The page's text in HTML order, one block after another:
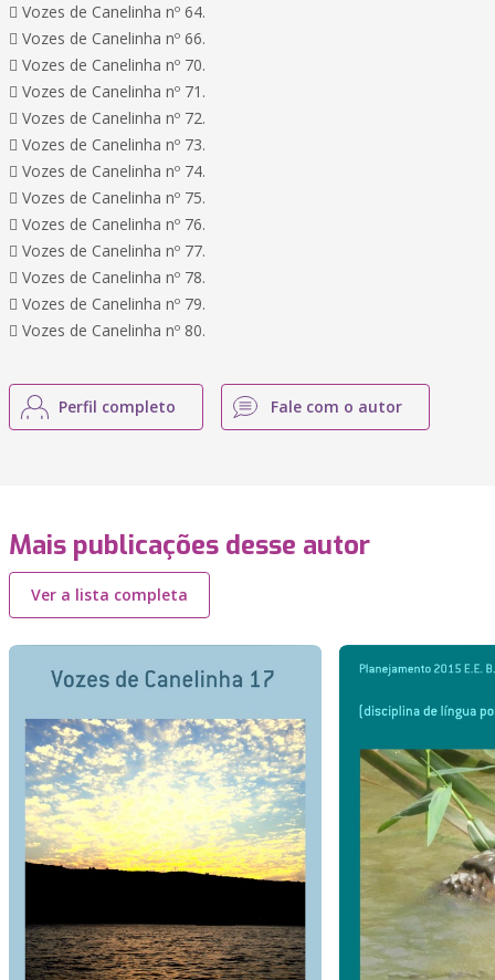
 Vozes de Canelinha nº 64.
 Vozes de Canelinha nº 66.
 Vozes de Canelinha nº 70.
 Vozes de Canelinha nº 71.
 Vozes de Canelinha nº 72.
 Vozes de Canelinha nº 73.
 Vozes de Canelinha nº 74.
 Vozes de Canelinha nº 75.
 Vozes de Canelinha nº 76.
 Vozes de Canelinha nº 77.
 Vozes de Canelinha nº 78.
 Vozes de Canelinha nº 79.
 Vozes de Canelinha nº 80.
Perfil completo Fale com o autor
Mais publicações desse autor
Ver a lista completa